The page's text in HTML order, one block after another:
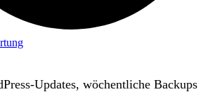
wöchentliche Backups